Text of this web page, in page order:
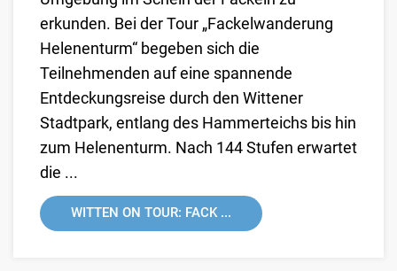
erkunden. Bei der Tour „Fackelwanderung
Helenenturm“ begeben sich die
Teilnehmenden auf eine spannende
Entdeckungsreise durch den Wittener
Stadtpark, entlang des Hammerteichs bis hin
zum Helenenturm. Nach 144 Stufen erwartet
die ...
WITTEN ON TOUR: FACK ...